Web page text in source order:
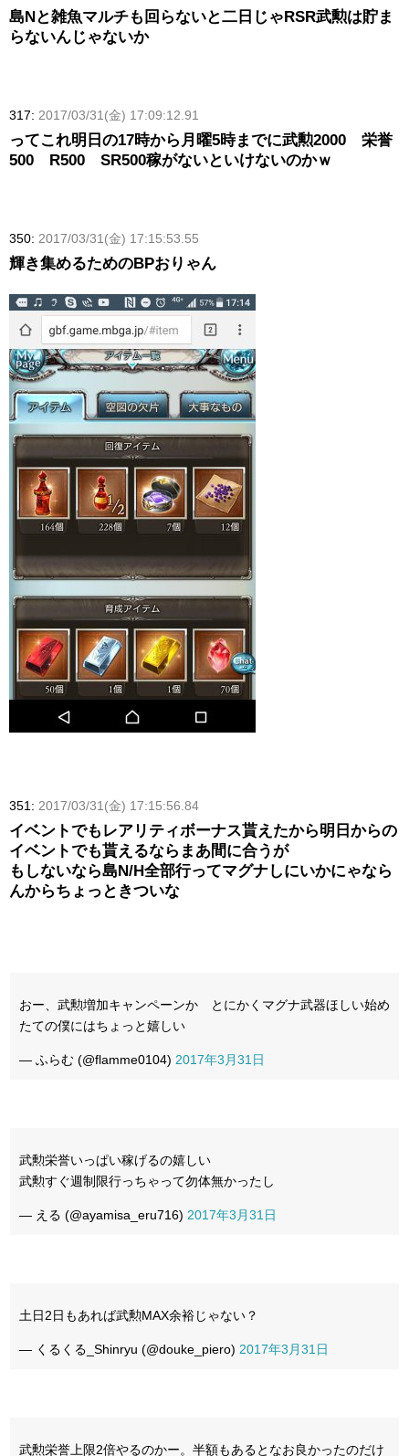
島Nと雑魚マルチも回らないと二日じゃRSR武勲は貯ま
らないんじゃないか
317: 2017/03/31(金) 17:09:12.91
ってこれ明日の17時から月曜5時までに武勲2000 栄誉
500 R500 SR500稼がないといけないのかｗ
350: 2017/03/31(金) 17:15:53.55
輝き集めるためのBPおりゃん
351: 2017/03/31(金) 17:15:56.84
イベントでもレアリティボーナス貰えたから明日からの
イベントでも貰えるならまあ間に合うが
もしないなら島N/H全部行ってマグナしにいかにゃなら
んからちょっときついな
おー、武勲増加キャンペーンか とにかくマグナ武器ほしい始め
たての僕にはちょっと嬉しい
— ふらむ (@flamme0104) 2017年3月31日
武勲栄誉いっぱい稼げるの嬉しい
武勲すぐ週制限行っちゃって勿体無かったし
— える (@ayamisa_eru716) 2017年3月31日
土日2日もあれば武勲MAX余裕じゃない？
— くるくる_Shinryu (@douke_piero) 2017年3月31日
武勲栄誉上限2倍やるのかー。半額もあるとなお良かったのだけ